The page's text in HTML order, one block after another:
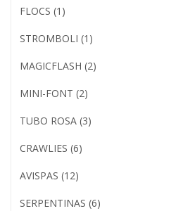
FLOCS (1)
STROMBOLI (1)
MAGICFLASH (2)
MINI-FONT (2)
TUBO ROSA (3)
CRAWLIES (6)
AVISPAS (12)
SERPENTINAS (6)